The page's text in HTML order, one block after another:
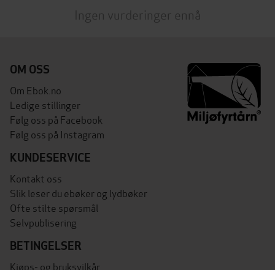
Ingen vurderinger ennå
OM OSS
Om Ebok.no
Ledige stillinger
Følg oss på Facebook
Følg oss på Instagram
KUNDESERVICE
Kontakt oss
Slik leser du ebøker og lydbøker
Ofte stilte spørsmål
Selvpublisering
BETINGELSER
Kjøps- og bruksvilkår